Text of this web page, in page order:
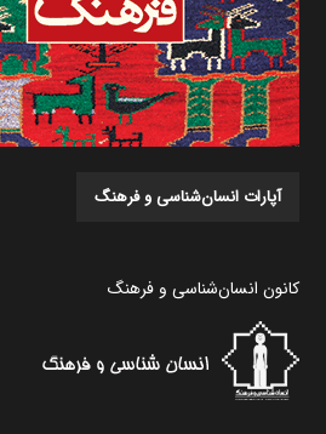
آپارات انسان‌شناسی و فرهنگ
کانون انسان‌شناسی و فرهنگ